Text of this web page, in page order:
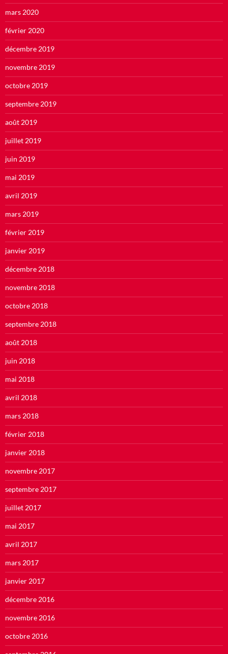
mars 2020
février 2020
décembre 2019
novembre 2019
octobre 2019
septembre 2019
août 2019
juillet 2019
juin 2019
mai 2019
avril 2019
mars 2019
février 2019
janvier 2019
décembre 2018
novembre 2018
octobre 2018
septembre 2018
août 2018
juin 2018
mai 2018
avril 2018
mars 2018
février 2018
janvier 2018
novembre 2017
septembre 2017
juillet 2017
mai 2017
avril 2017
mars 2017
janvier 2017
décembre 2016
novembre 2016
octobre 2016